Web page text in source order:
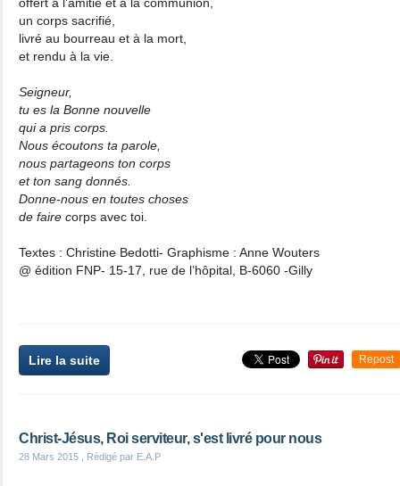
un corps sacrifié,
livré au bourreau et à la mort,
et rendu à la vie.
Seigneur,
tu es la Bonne nouvelle
qui a pris corps.
Nous écoutons ta parole,
nous partageons ton corps
et ton sang donnés.
Donne-nous en toutes choses
de faire corps avec toi.
Textes : Christine Bedotti- Graphisme : Anne Wouters
@ édition FNP- 15-17, rue de l’hôpital, B-6060 -Gilly
Lire la suite Repost
Christ-Jésus, Roi serviteur, s'est livré pour nous
28 Mars 2015 , Rédigé par E.A.P